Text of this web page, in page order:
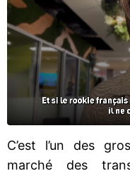
C’est l’un des
marché des